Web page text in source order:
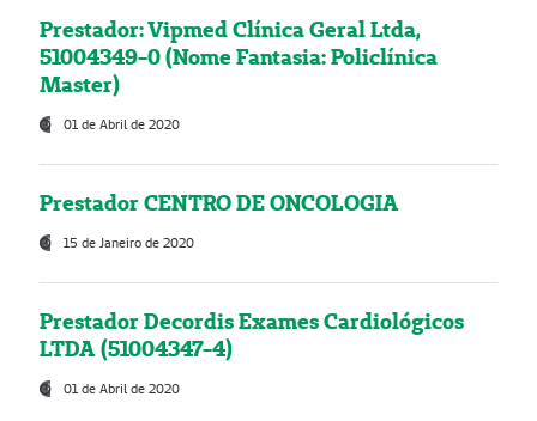
Prestador: Vipmed Clínica Geral Ltda,
51004349-0 (Nome Fantasia: Policlínica
Master)
01 de Abril de 2020
Prestador CENTRO DE ONCOLOGIA
15 de Janeiro de 2020
Prestador Decordis Exames Cardiológicos
LTDA (51004347-4)
01 de Abril de 2020